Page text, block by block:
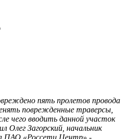
пять пролетов провода
поврежденные траверсы,
чего вводить данной участок
Олег Загорский, начальник
ПАО «Россети Центр» -